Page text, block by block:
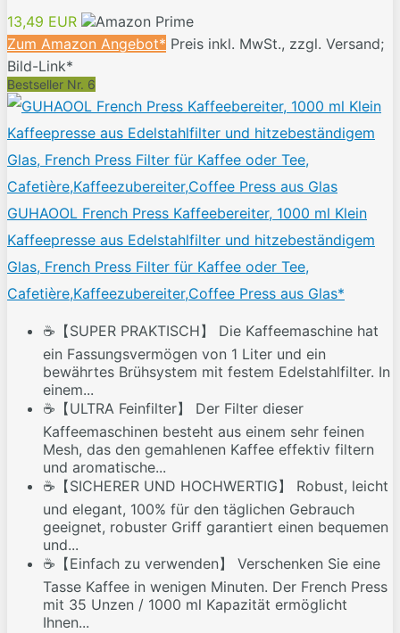
13,49 EUR
Zum Amazon Angebot* Preis inkl. MwSt., zzgl. Versand;
Bild-Link*
Bestseller Nr. 6
GUHAOOL French Press Kaffeebereiter, 1000 ml Klein
Kaffeepresse aus Edelstahlfilter und hitzebeständigem
Glas, French Press Filter für Kaffee oder Tee,
Cafetière,Kaffeezubereiter,Coffee Press aus Glas*
☕【SUPER PRAKTISCH】 Die Kaffeemaschine hat
ein Fassungsvermögen von 1 Liter und ein
bewährtes Brühsystem mit festem Edelstahlfilter. In
einem...
☕【ULTRA Feinfilter】 Der Filter dieser
Kaffeemaschinen besteht aus einem sehr feinen
Mesh, das den gemahlenen Kaffee effektiv filtern
und aromatische...
☕【SICHERER UND HOCHWERTIG】 Robust, leicht
und elegant, 100% für den täglichen Gebrauch
geeignet, robuster Griff garantiert einen bequemen
und...
☕【Einfach zu verwenden】 Verschenken Sie eine
Tasse Kaffee in wenigen Minuten. Der French Press
mit 35 Unzen / 1000 ml Kapazität ermöglicht
Ihnen...